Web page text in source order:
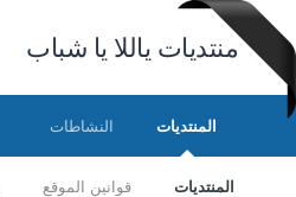
منتديات ياللا يا شباب
المنتديات
المنتديات قوانين الموقع
النشاطات